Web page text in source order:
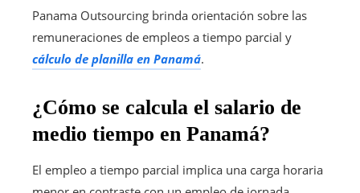
Panama Outsourcing brinda orientación sobre las
remuneraciones de empleos a tiempo parcial y
cálculo de planilla en Panamá.
¿Cómo se calcula el salario de
medio tiempo en Panamá?
El empleo a tiempo parcial implica una carga horaria